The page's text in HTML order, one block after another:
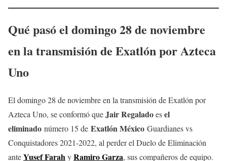
Qué pasó el domingo 28 de noviembre
en la transmisión de Exatlón por Azteca
Uno
El domingo 28 de noviembre en la transmisión de Exatlón por
Azteca Uno, se conformó queJair Regaladoesel
eliminado número 15 de Exatlón México Guardianes vs
Conquistadores 2021-2022, al perder el Duelo de Eliminación
anteYusef FarahyRamiro Garza, sus compañeros de equipo.